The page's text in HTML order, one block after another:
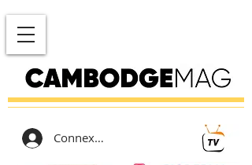
Connexion